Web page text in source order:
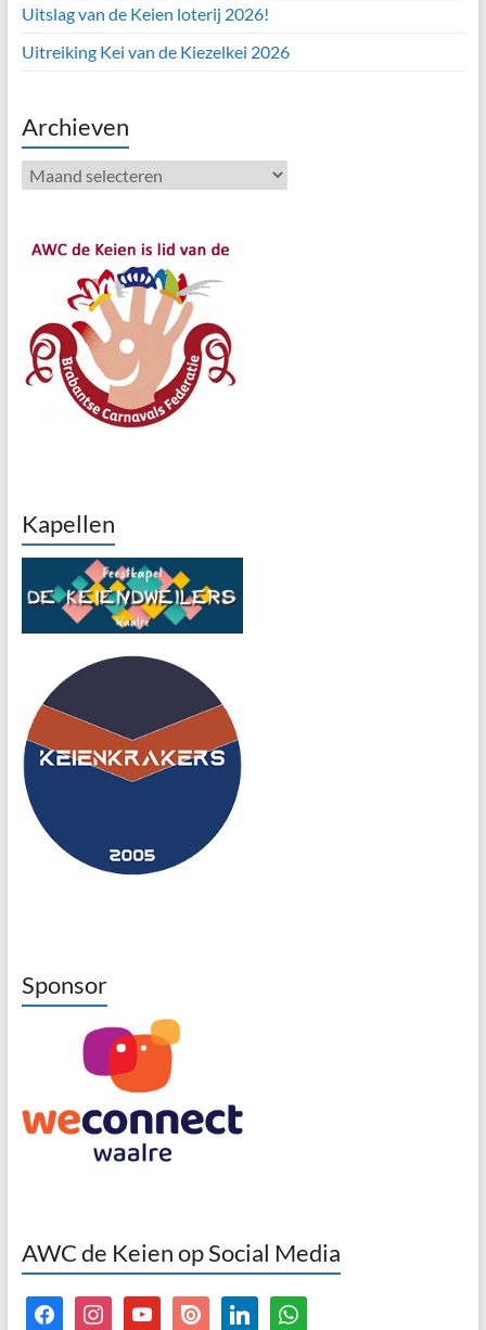
Uitslag van de Keien loterij 2026!
Uitreiking Kei van de Kiezelkei 2026
Archieven
Archieven
Kapellen
Sponsor
AWC de Keien op Social Media
facebookinstagramyoutubeissuu linkedinwhatsapp